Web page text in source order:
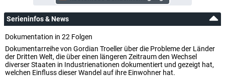
Serieninfos & News
Dokumentation in 22 Folgen
Dokumentarreihe von Gordian Troeller über die Probleme der Länder
der Dritten Welt, die über einen längeren Zeitraum den Wechsel
diverser Staaten in Industrienationen dokumentiert und gezeigt hat,
welchen Einfluss dieser Wandel auf ihre Einwohner hat.